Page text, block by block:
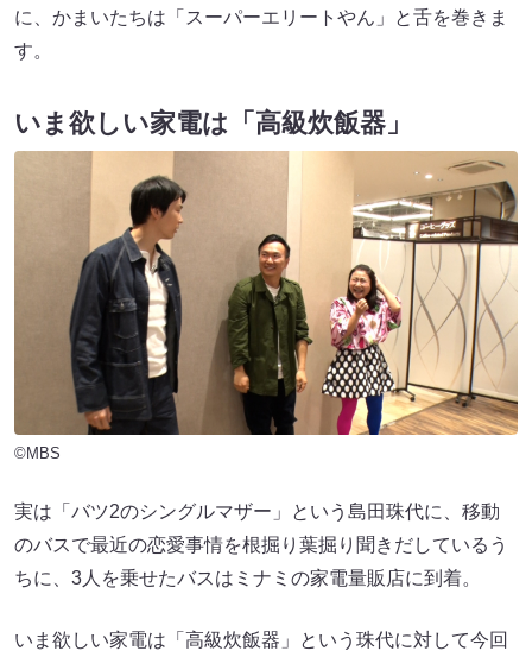
に、かまいたちは「スーパーエリートやん」と舌を巻きま
す。
いま欲しい家電は「高級炊飯器」
©MBS
実は「バツ2のシングルマザー」という島田珠代に、移動
のバスで最近の恋愛事情を根掘り葉掘り聞きだしているう
ちに、3人を乗せたバスはミナミの家電量販店に到着。
いま欲しい家電は「高級炊飯器」という珠代に対して今回